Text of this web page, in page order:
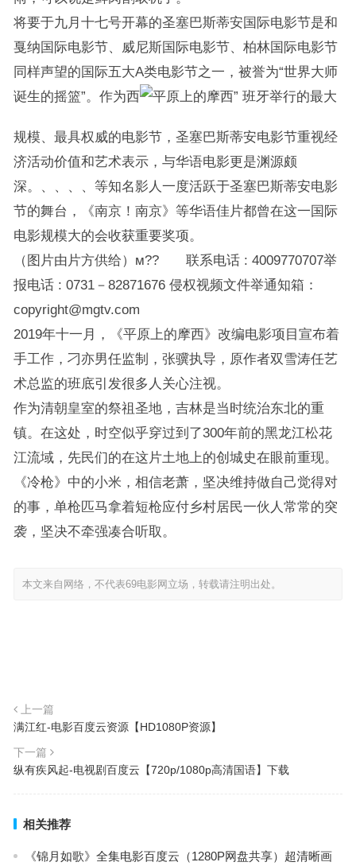
将要于九月十七号开幕的圣塞巴斯蒂安国际电影节是和
戛纳国际电影节、威尼斯国际电影节、柏林国际电影节
同样声望的国际五大A类电影节之一，被誉为“世界大师
诞生的摇篮”。作为西
班牙举行的最大
规模、最具权威的电影节，圣塞巴斯蒂安电影节重视经
济活动价值和艺术表示，与华语电影更是渊源颇
深。、、、、等知名影人一度活跃于圣塞巴斯蒂安电影
节的舞台，《南京！南京》等华语佳片都曾在这一国际
电影规模大的会收获重要奖项。
（图片由片方供给）м?? 联系电话 : 4009770707举
报电话 : 0731－82871676 侵权视频文件举通知箱：
copyright@mgtv.com
2019年十一月，《平原上的摩西》改编电影项目宣布着
手工作，刁亦男任监制，张骥执导，原作者双雪涛任艺
术总监的班底引发很多人关心注视。
作为清朝皇室的祭祖圣地，吉林是当时统治东北的重
镇。在这处，时空似乎穿过到了300年前的黑龙江松花
江流域，先民们的在这片土地上的创城史在眼前重现。
《冷枪》中的小米，相信老萧，坚决维持做自己觉得对
的事，单枪匹马拿着短枪应付乡村居民一伙人常常的突
袭，坚决不牵强凑合听取。
本文来自网络，不代表69电影网立场，转载请注明出处。
上一篇
满江红-电影百度云资源【HD1080P资源】
下一篇
纵有疾风起-电视剧百度云【720p/1080p高清国语】下载
相关推荐
《锦月如歌》全集电影百度云（1280P网盘共享）超清晰画